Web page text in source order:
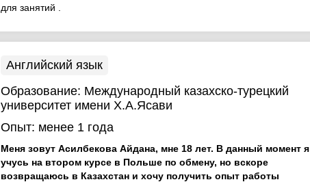
для занятий .
Английский язык
Образование: Международный казахско-турецкий
университет имени Х.А.Ясави
Опыт: менее 1 года
Меня зовут Асилбекова Айдана, мне 18 лет. В данный момент я
учусь на втором курсе в Польше по обмену, но вскоре
возвращаюсь в Казахстан и хочу получить опыт работы